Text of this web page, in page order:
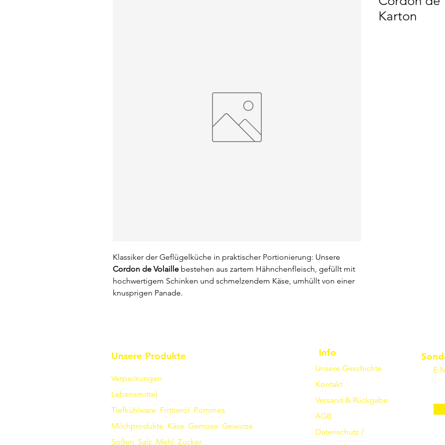
Klassiker der Geflügelküche in praktischer Portionierung: Unsere
Cordon de Volaille bestehen aus zartem Hähnchenfleisch, gefüllt mit
hochwertigem Schinken und schmelzendem Käse, umhüllt von einer
knusprigen Panade.
Karton
Unsere Produkte
Verpackungen
Lebensmittel
Tiefkühlware Frittieröl Pommes
Milchprodukte Käse Gemüse Gewürze
Soßen Salz Mehl Zucker
Info
Unsere Geschichte
Kontakt
Versand & Rückgabe
AGB
Datenschutz /
E-